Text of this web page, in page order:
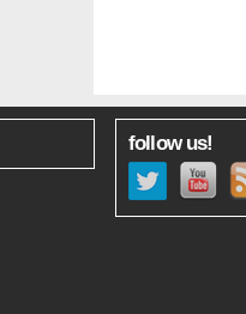
follow us!